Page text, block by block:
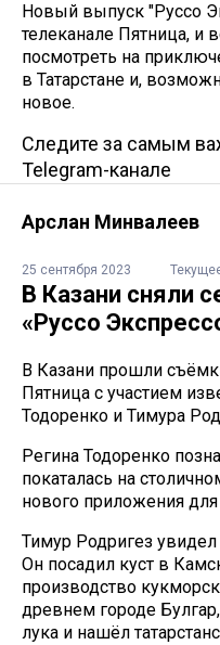
Новый выпуск "Руссо
телеканале Пятница, и
посмотреть на
в Татарстане и,
новое.
Следите за самым
Telegram-канале
Арслан Минвалеев
25 сентября 2023
В Казани сняли
«Руссо
В Казани прошли
Пятница с участием
Тодоренко и Тимура
Регина Тодоренко
покаталась на
нового приложения для
Тимур Родригез увидел
Он посадил куст в
производство
древнем городе
лука и нашёл